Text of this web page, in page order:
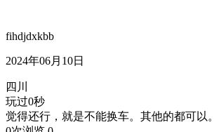
fihdjdxkbb
2024年06月10日
四川
玩过0秒
觉得还行，就是不能换车。其他的都可以。